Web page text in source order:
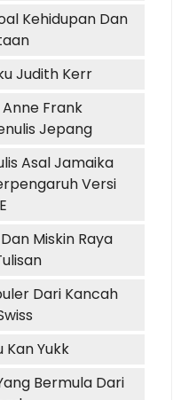
Kehidupan Dan
Judith Kerr
Frank
Jepang
Asal Jamaika
Versi
Miskin Raya
Dari Kancah
Kan Yukk
Bermula Dari